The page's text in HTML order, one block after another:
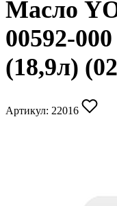
Масло
00592-
(18,9л)
Артикул: 22016